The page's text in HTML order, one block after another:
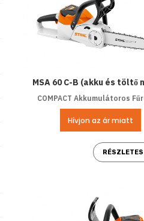
MSA 60 C-B (akku és töltő
COMPACT Akkumulátoros
Hívjon az ár miatt